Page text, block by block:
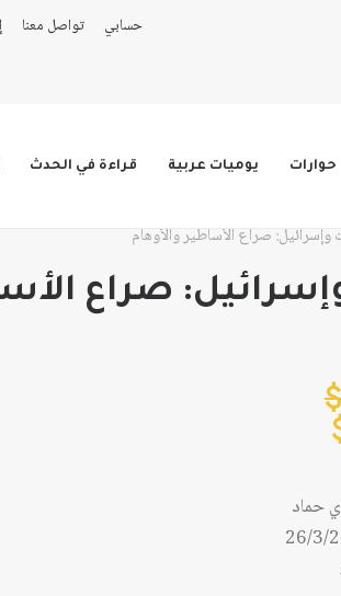
حسابي تواصل معنا
حوارات يوميات عربية قراءة في الحدث
وإسرائيل: صراع الأساطير والأوهام
صراع
نطاق
خلال
من
خلال
حماد
26/3/